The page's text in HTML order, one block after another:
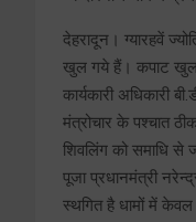
देहरादून। ग्यारहवें
खुल गये हैं। कपाट खुलने
कार्यकारी अधिकारी
मंत्रोचार के पश्चात
शिवलिंग को समाधि से
पूजा प्रधानमंत्री
स्थगित है धामों में